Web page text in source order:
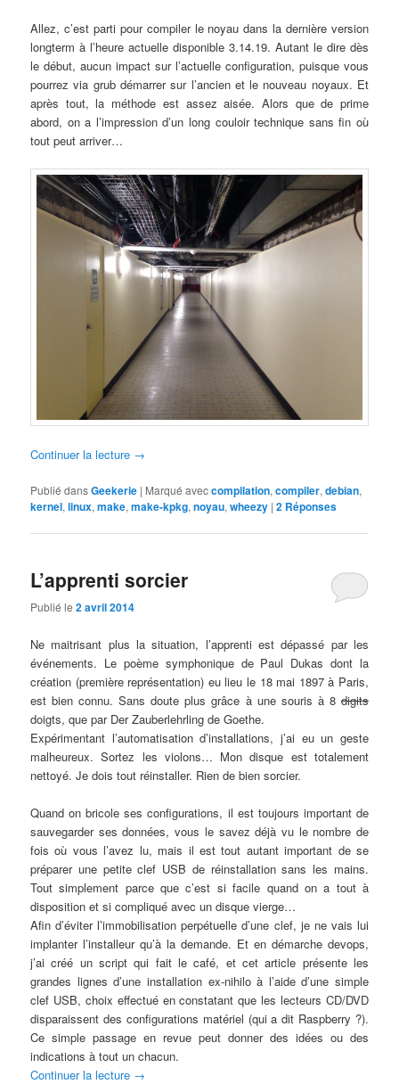
Allez, c’est parti pour compiler le noyau dans la dernière version
longterm à l’heure actuelle disponible 3.14.19. Autant le dire dès
le début, aucun impact sur l’actuelle configuration, puisque vous
pourrez via grub démarrer sur l’ancien et le nouveau noyaux. Et
après tout, la méthode est assez aisée. Alors que de prime
abord, on a l’impression d’un long couloir technique sans fin où
tout peut arriver…
Continuer la lecture →
Publié dansGeekerie | Marqué aveccompilation,compiler,debian,
kernel,linux,make,make-kpkg,noyau,wheezy |2 Réponses
L’apprenti sorcier
Publié le2 avril 2014
Ne maitrisant plus la situation, l’apprenti est dépassé par les
événements. Le poème symphonique de Paul Dukas dont la
création (première représentation) eu lieu le 18 mai 1897 à Paris,
est bien connu. Sans doute plus grâce à une souris à 8 digits
doigts, que par Der Zauberlehrling de Goethe.
Expérimentant l’automatisation d’installations, j’ai eu un geste
malheureux. Sortez les violons… Mon disque est totalement
nettoyé. Je dois tout réinstaller. Rien de bien sorcier.
Quand on bricole ses configurations, il est toujours important de
sauvegarder ses données, vous le savez déjà vu le nombre de
fois où vous l’avez lu, mais il est tout autant important de se
préparer une petite clef USB de réinstallation sans les mains.
Tout simplement parce que c’est si facile quand on a tout à
disposition et si compliqué avec un disque vierge…
Afin d’éviter l’immobilisation perpétuelle d’une clef, je ne vais lui
implanter l’installeur qu’à la demande. Et en démarche devops,
j’ai créé un script qui fait le café, et cet article présente les
grandes lignes d’une installation ex-nihilo à l’aide d’une simple
clef USB, choix effectué en constatant que les lecteurs CD/DVD
disparaissent des configurations matériel (qui a dit Raspberry ?).
Ce simple passage en revue peut donner des idées ou des
indications à tout un chacun.
Continuer la lecture →